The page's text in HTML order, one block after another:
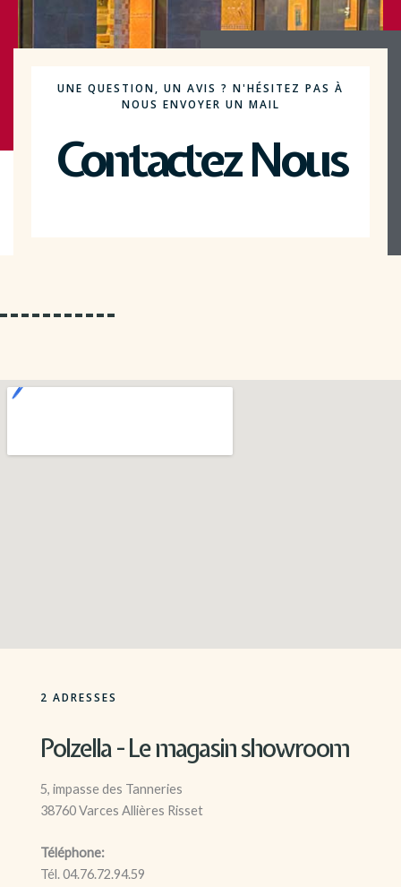
UNE QUESTION, UN AVIS ? N'HÉSITEZ PAS À
NOUS ENVOYER UN MAIL
Contactez Nous
2 ADRESSES
Polzella - Le magasin showroom
5, impasse des Tanneries
38760 Varces Allières Risset
Téléphone:
Tél. 04.76.72.94.59